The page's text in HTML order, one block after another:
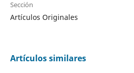
Sección
Artículos Originales
Artículos similares